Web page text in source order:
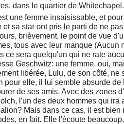
dans le quartier de Whitechapel.
une femme insaisissable, et
et sa star ont pris le parti de ne
brièvement, le point de vue
tous avec leur manque (Aucun
ce sera quelqu'un qui ne rate
Geschwitz: une femme, oui,
libérée, Lulu, de son côté,
pour elle, il lui semble absurde
de ses amis. Avec des zones
l'un des deux hommes qui
Mais dans ce cas, il est
en fait. Elle l'écoute